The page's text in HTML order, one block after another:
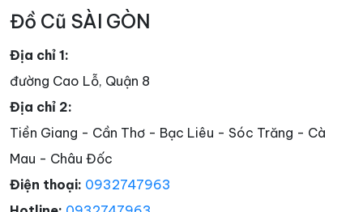
Đồ Cũ SÀI GÒN
Địa chỉ 1:
đường Cao Lỗ, Quận 8
Địa chỉ 2:
Tiền Giang - Cần Thơ - Bạc Liêu - Sóc Trăng - Cà
Mau - Châu Đốc
Điện thoại: 0932747963